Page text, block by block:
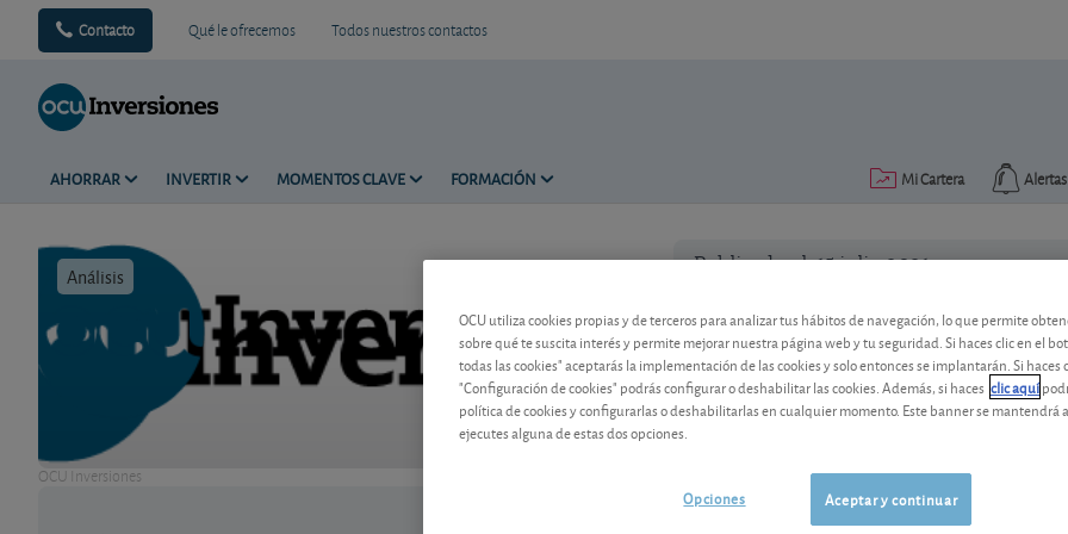
Contacto Qué le ofrecemos Todos nuestros contactos
AHORRAR INVERTIR MOMENTOS CLAVE FORMACIÓN Alertas
Mi Cartera
Análisis
OCU Inversiones
Publicado el 15 julio 2021
Impuesto de patrimonio:
residencia
Trasladarse a vivir a otra comunidad
OCU utiliza cookies propias y de terceros para analizar tus hábitos de navegación, lo que permite
sobre qué te suscita interés y permite mejorar nuestra página web y tu seguridad. Si haces clic en el
todas las cookies" aceptarás la implementación de las cookies y solo entonces se implantarán. Si haces
"Configuración de cookies" podrás configurar o deshabilitar las cookies. Además, si haces clic aquí
política de cookies y configurarlas o deshabilitarlas en cualquier momento. Este banner se mantendrá
ejecutes alguna de estas dos opciones.
Aceptar y continuar
Opciones